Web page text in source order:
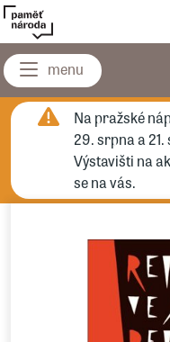
Na pražské
29. srpna a
Výstavišti na
se na vás.